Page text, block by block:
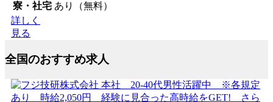
寮・社宅 あり（無料）
詳しく
見る
全国のおすすめ求人